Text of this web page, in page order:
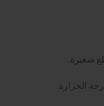
صغيرة.
الحرارة.